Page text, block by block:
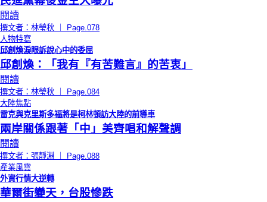
閱讀
撰文者：林瑩秋 ｜ Page.078
人物特寫
邱創煥淚眼訴說心中的委屈
邱創煥：「我有『有苦難言』的苦衷」
閱讀
撰文者：林瑩秋 ｜ Page.084
大陸焦點
雷克與克里斯多福將是柯林頓訪大陸的前導車
兩岸關係跟著「中」美齊唱和解聲調
閱讀
撰文者：張靜淵 ｜ Page.088
產業風雲
外資行情大逆轉
華爾街變天，台股慘跌